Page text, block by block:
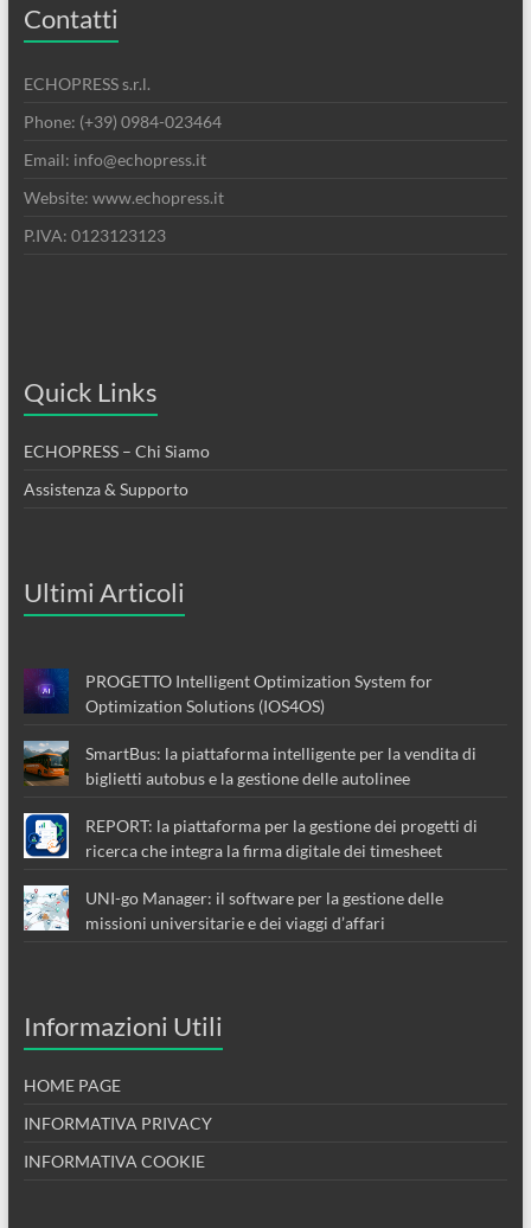
Contatti
ECHOPRESS s.r.l.
Phone: (+39) 0984-023464
Email: info@echopress.it
Website: www.echopress.it
P.IVA: 0123123123
Quick Links
ECHOPRESS – Chi Siamo
Assistenza & Supporto
Ultimi Articoli
PROGETTO Intelligent Optimization System for
Optimization Solutions (IOS4OS)
SmartBus: la piattaforma intelligente per la vendita di
biglietti autobus e la gestione delle autolinee
REPORT: la piattaforma per la gestione dei progetti di
ricerca che integra la firma digitale dei timesheet
UNI-go Manager: il software per la gestione delle
missioni universitarie e dei viaggi d’affari
Informazioni Utili
HOME PAGE
INFORMATIVA PRIVACY
INFORMATIVA COOKIE